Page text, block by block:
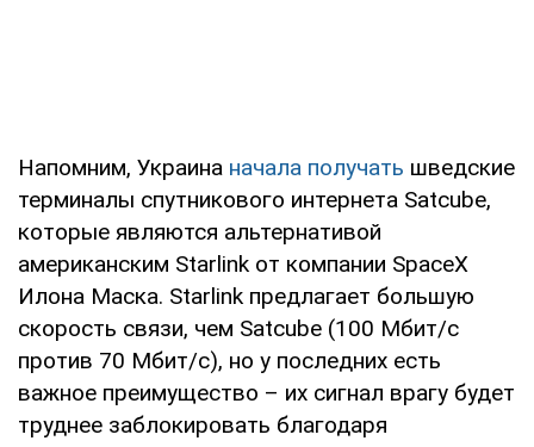
Напомним, Украина начала получать шведские
терминалы спутникового интернета Satcube,
которые являются альтернативой
американским Starlink от компании SpaceX
Илона Маска. Starlink предлагает большую
скорость связи, чем Satcube (100 Мбит/с
против 70 Мбит/с), но у последних есть
важное преимущество – их сигнал врагу будет
труднее заблокировать благодаря